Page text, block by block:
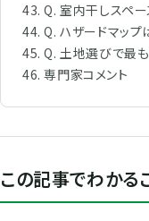
Q. 室内干しスペ
Q. ハザードマッ
Q. 土地選びで最
専門家コメント
この記事でわかる